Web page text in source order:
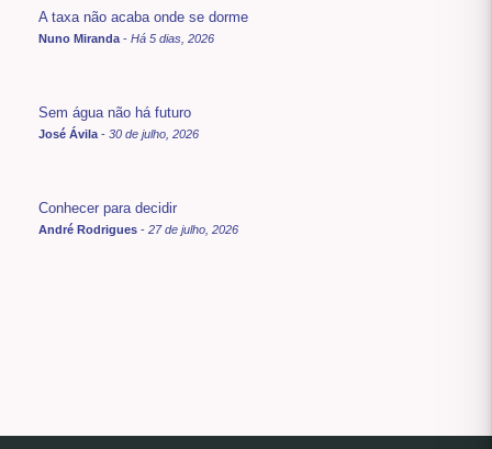
A taxa não acaba onde se dorme
Nuno Miranda - Há 5 dias, 2026
Sem água não há futuro
José Ávila - 30 de julho, 2026
Conhecer para decidir
André Rodrigues - 27 de julho, 2026